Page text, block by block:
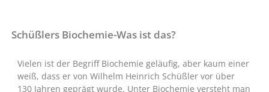
Schüßlers Biochemie-Was ist das?
Vielen ist der Begriff Biochemie geläufig, aber kaum einer
weiß, dass er von Wilhelm Heinrich Schüßler vor über
130 Jahren geprägt wurde. Unter Biochemie versteht man